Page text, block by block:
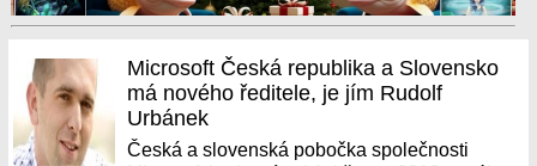
Microsoft Česká republika a Slovensko
má nového ředitele, je jím Rudolf
Urbánek
Česká a slovenská pobočka společnosti